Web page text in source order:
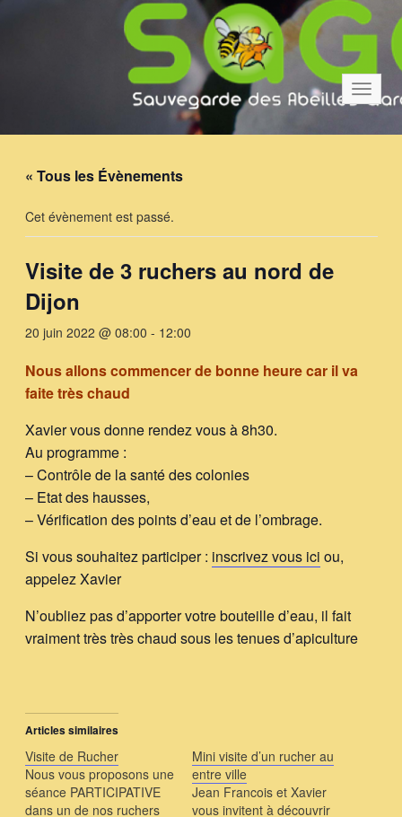
la
« Tous les Évènements
Cet évènement est passé.
Visite de 3 ruchers au nord de
Dijon
20 juin 2022 @ 08:00 - 12:00
Nous allons commencer de bonne heure car il va
faite très chaud
Xavier vous donne rendez vous à 8h30.
Au programme :
– Contrôle de la santé des colonies
– Etat des hausses,
– Vérification des points d’eau et de l’ombrage.
Si vous souhaitez participer : inscrivez vous ici ou,
appelez Xavier
N’oubliez pas d’apporter votre bouteille d’eau, il fait
vraiment très très chaud sous les tenues d’apiculture
Articles similaires
Visite de Rucher
Nous vous proposons une
séance PARTICIPATIVE
dans un de nos ruchers
Mini visite d’un rucher au
entre ville
Jean Francois et Xavier
vous invitent à découvrir